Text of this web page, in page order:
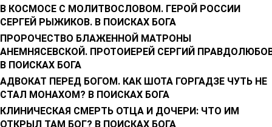
В КОСМОСЕ С МОЛИТВОСЛОВОМ. ГЕРОЙ РОССИИ
СЕРГЕЙ РЫЖИКОВ. В ПОИСКАХ БОГА
ПРОРОЧЕСТВО БЛАЖЕННОЙ МАТРОНЫ
АНЕМНЯСЕВСКОЙ. ПРОТОИЕРЕЙ СЕРГИЙ
В ПОИСКАХ БОГА
АДВОКАТ ПЕРЕД БОГОМ. КАК ШОТА ГОРГАДЗЕ ЧУТЬ НЕ
СТАЛ МОНАХОМ? В ПОИСКАХ БОГА
КЛИНИЧЕСКАЯ СМЕРТЬ ОТЦА И ДОЧЕРИ: ЧТО ИМ
ОТКРЫЛ ТАМ БОГ? В ПОИСКАХ БОГА